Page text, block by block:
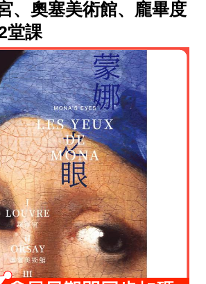
、奧塞美術館、龐畢度
堂課